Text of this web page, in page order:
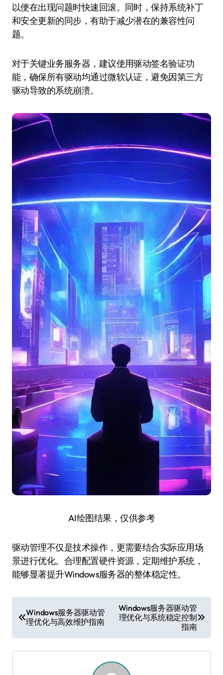
以便在出现问题时快速回滚。同时，保持系统补丁
和安全更新的同步，有助于减少潜在的兼容性问
题。
对于关键业务服务器，建议使用驱动签名验证功
能，确保所有驱动均通过微软认证，避免因第三方
驱动导致的系统崩溃。
AI绘图结果，仅供参考
驱动管理不仅是技术操作，更需要结合实际应用场
景进行优化。合理配置硬件资源，定期维护系统，
能够显著提升Windows服务器的整体稳定性。
章
导
航
Windows服务器驱动管
理优化与高效维护指南
Windows服务器驱动管
理优化与系统稳定控制
指南